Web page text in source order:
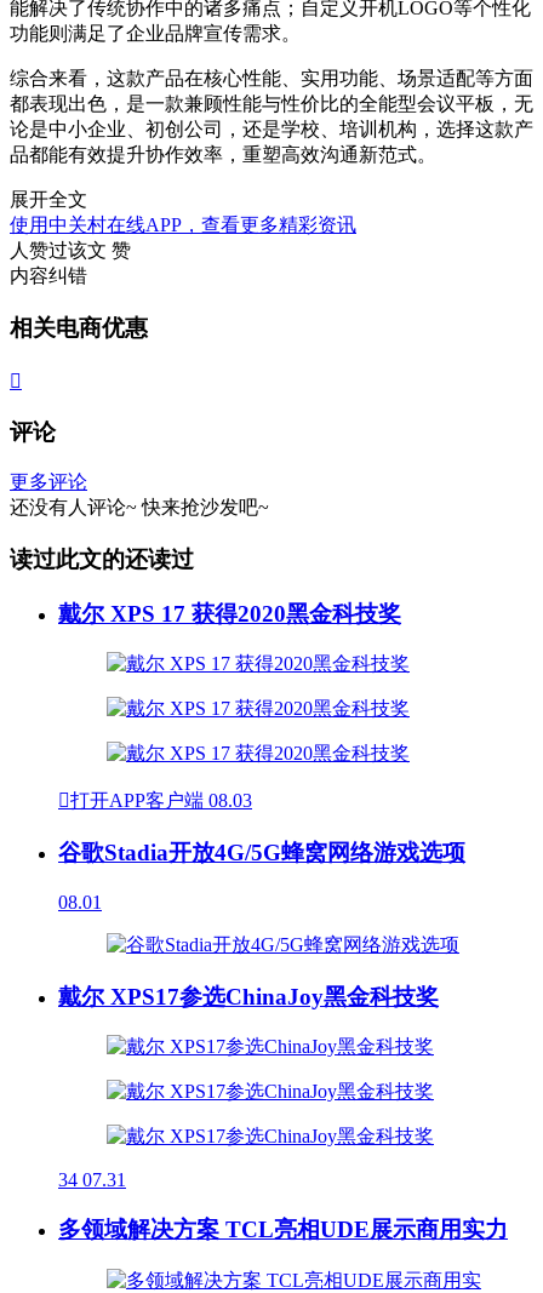
能解决了传统协作中的诸多痛点；自定义开机LOGO等个性化
功能则满足了企业品牌宣传需求。
综合来看，这款产品在核心性能、实用功能、场景适配等方面
都表现出色，是一款兼顾性能与性价比的全能型会议平板，无
论是中小企业、初创公司，还是学校、培训机构，选择这款产
品都能有效提升协作效率，重塑高效沟通新范式。
展开全文
使用中关村在线APP，查看更多精彩资讯
人赞过该文 赞
内容纠错
相关电商优惠

评论
更多评论
还没有人评论~ 快来抢沙发吧~
读过此文的还读过
戴尔 XPS 17 获得2020黑金科技奖
打开APP客户端 08.03
谷歌Stadia开放4G/5G蜂窝网络游戏选项
08.01
戴尔 XPS17参选ChinaJoy黑金科技奖
34 07.31
多领域解决方案 TCL亮相UDE展示商用实力